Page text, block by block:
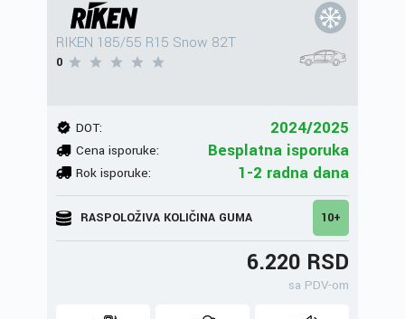
RIKEN 185/55 R15 Snow 82T
0
DOT: 2024/2025
Cena isporuke: Besplatna isporuka
Rok isporuke: 1-2 radna dana
RASPOLOŽIVA KOLIČINA GUMA 10+
6.220 RSD
sa PDV-om